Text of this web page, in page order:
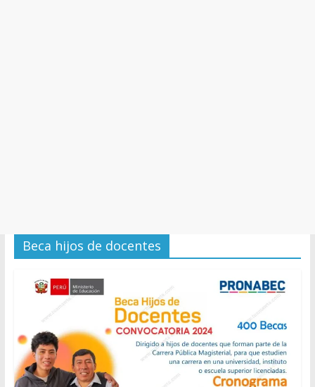
Beca hijos de docentes